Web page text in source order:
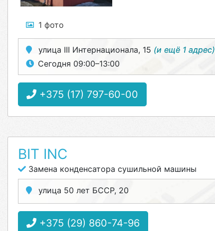
1 фото
улица III Интернационала, 15 (и ещё 1 адрес)
Сегодня 09:00–13:00
+375 (17) 797-60-00
BIT INC
Замена конденсатора сушильной машины
улица 50 лет БССР, 20
+375 (29) 860-74-96